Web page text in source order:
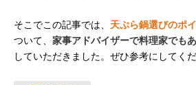
そこでこの記事では、 天ぷら鍋選びのポ
ついて、 家事アドバイザーで料理家でも
していただきました。ぜひ参考にしてくだ